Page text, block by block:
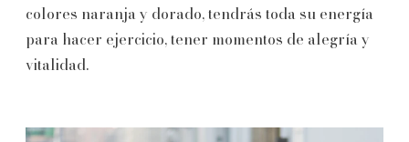
colores naranja y dorado, tendrás toda su energía
para hacer ejercicio, tener momentos de alegría y
vitalidad.